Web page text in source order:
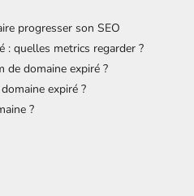
progresser son SEO
: quelles metrics regarder ?
de domaine expiré ?
expiré ?
?